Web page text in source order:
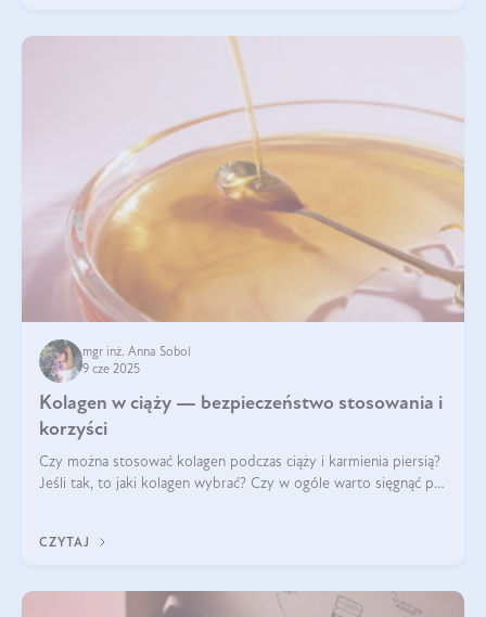
mgr inż. Anna Sobol
9 cze 2025
Kolagen w ciąży — bezpieczeństwo stosowania i
korzyści
Czy można stosować kolagen podczas ciąży i karmienia piersią?
Jeśli tak, to jaki kolagen wybrać? Czy w ogóle warto sięgnąć po
CZYTAJ